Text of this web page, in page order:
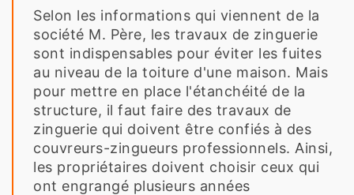
Selon les informations qui viennent de la
société M. Père, les travaux de zinguerie
sont indispensables pour éviter les fuites
au niveau de la toiture d'une maison. Mais
pour mettre en place l'étanchéité de la
structure, il faut faire des travaux de
zinguerie qui doivent être confiés à des
couvreurs-zingueurs professionnels. Ainsi,
les propriétaires doivent choisir ceux qui
ont engrangé plusieurs années